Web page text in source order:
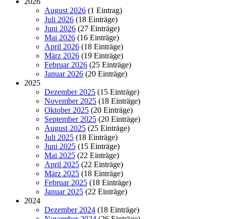
August 2026 (1 Eintrag)
Juli 2026 (18 Einträge)
Juni 2026 (27 Einträge)
Mai 2026 (16 Einträge)
April 2026 (18 Einträge)
März 2026 (19 Einträge)
Februar 2026 (25 Einträge)
Januar 2026 (20 Einträge)
2025
Dezember 2025 (15 Einträge)
November 2025 (18 Einträge)
Oktober 2025 (20 Einträge)
September 2025 (20 Einträge)
August 2025 (25 Einträge)
Juli 2025 (18 Einträge)
Juni 2025 (15 Einträge)
Mai 2025 (22 Einträge)
April 2025 (22 Einträge)
März 2025 (18 Einträge)
Februar 2025 (18 Einträge)
Januar 2025 (22 Einträge)
2024
Dezember 2024 (18 Einträge)